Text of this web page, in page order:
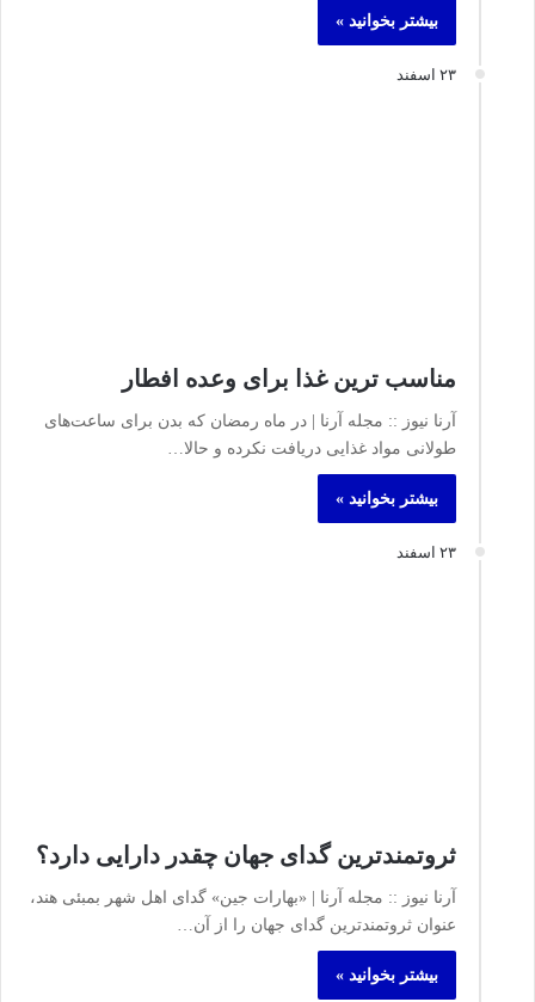
بیشتر بخوانید »
۲۳ اسفند
مناسب ترین غذا برای وعده افطار
آرنا نیوز :: مجله آرنا | در ماه رمضان که بدن برای ساعت‌های
طولانی مواد غذایی دریافت نکرده و حالا…
بیشتر بخوانید »
۲۳ اسفند
ثروتمندترین گدای جهان چقدر دارایی دارد؟
آرنا نیوز :: مجله آرنا | «بهارات جین» گدای اهل شهر بمبئی هند،
عنوان ثروتمندترین گدای جهان را از آن…
بیشتر بخوانید »